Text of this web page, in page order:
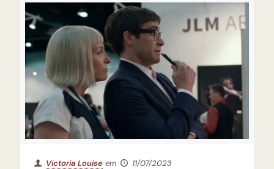
Victoria Louise em 11/07/2023